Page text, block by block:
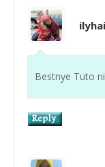
Bestnye Tuto